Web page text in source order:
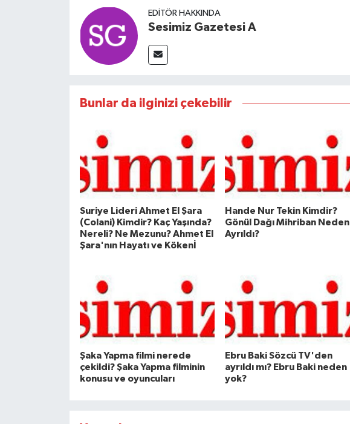
EDITÖR HAKKINDA
Sesimiz Gazetesi A
Bunlar da ilginizi çekebilir
Suriye Lideri Ahmet El Şara
(Colani) Kimdir? Kaç Yaşında?
Nereli? Ne Mezunu? Ahmet El
Şara'nın Hayatı ve Kökenİ
Hande Nur Tekin Kimdir?
Gönül Dağı Mihriban Neden
Ayrıldı?
Şaka Yapma filmi nerede
çekildi? Şaka Yapma filminin
konusu ve oyuncuları
Ebru Baki Sözcü TV'den
ayrıldı mı? Ebru Baki neden
yok?